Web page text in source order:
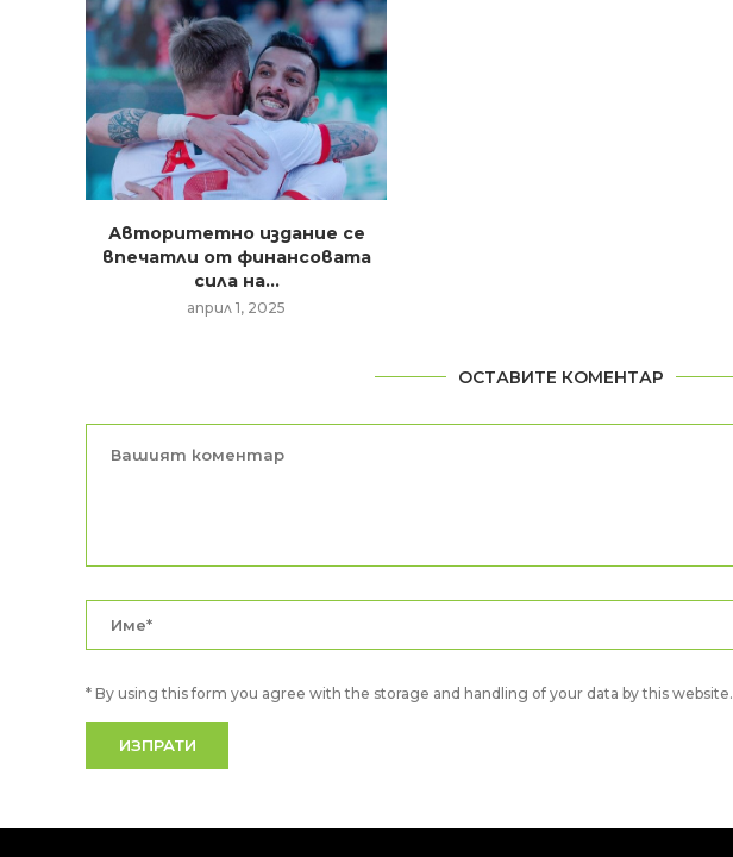
Авторитетно издание се
впечатли от финансовата
сила на...
април 1, 2025
ОСТАВИТЕ КОМЕНТАР
* By using this form you agree with the storage and handling of your data by this website.